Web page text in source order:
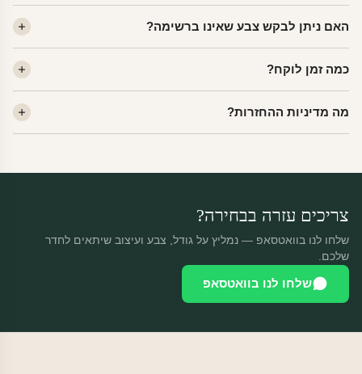
שינה של מבוגרים — L. לפינה קטנה — S.
האם ניתן לבקש צבע שאינו ברשימה?
הצבעים זמינים ללא תוספת מחיר.
כמה זמן לוקח?
14:00 — יצאו באותו יום.
מה מדיניות ההחזרות?
צריכים עזרה בבחירה?
שלחו לנו בוואטסאפ — נמליץ על גודל, צבע ועיצוב שיתאים לחדר
שלכם.
שלחו לנו בוואטסאפ